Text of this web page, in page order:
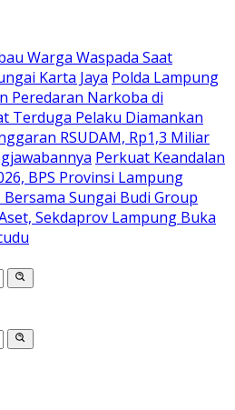
Warga Waspada Saat
Karta Jaya Polda Lampung
Peredaran Narkoba di
Terduga Pelaku Diamankan
RSUDAM, Rp1,3 Miliar
Perkuat Keandalan
BPS Provinsi Lampung
Sungai Budi Group
Sekdaprov Lampung Buka